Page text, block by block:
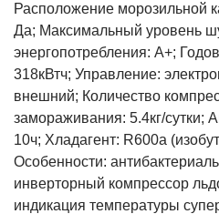
Расположение морозильной
Да; Максимальный уровень
энергопотребления: A+;
318кВтч; Управление:
внешний; Количество
замораживания: 5.4кг/сутки;
10ч; Хладагент: R600a
Особенности:
инверторный компрессор
индикация температуры